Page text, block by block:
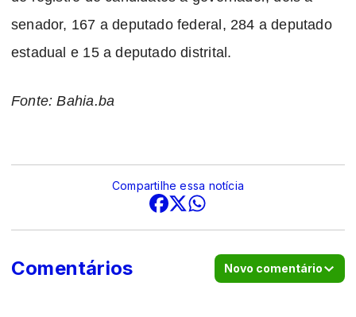
senador, 167 a deputado federal, 284 a deputado
estadual e 15 a deputado distrital.
Fonte: Bahia.ba
Compartilhe essa notícia
Comentários Novo comentário